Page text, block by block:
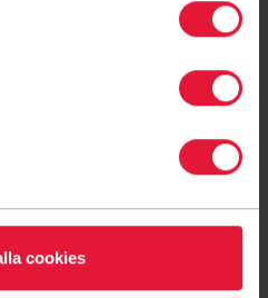
cookies
som Tennishallen
"Tennishallen, Säffle".